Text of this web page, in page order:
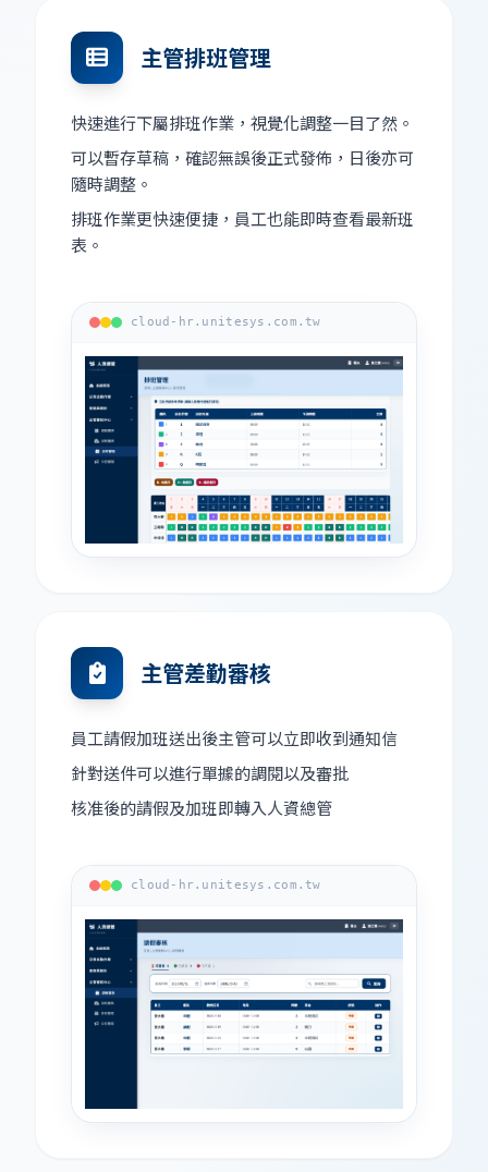
主管排班管理
快速進行下屬排班作業，視覺化調整一目了然。
可以暫存草稿，確認無誤後正式發佈，日後亦可
隨時調整。
排班作業更快速便捷，員工也能即時查看最新班
表。
cloud-hr.unitesys.com.tw
cloud-hr.unitesys.com.tw
主管差勤審核
員工請假加班送出後主管可以立即收到通知信
針對送件可以進行單據的調閱以及審批
核准後的請假及加班即轉入人資總管